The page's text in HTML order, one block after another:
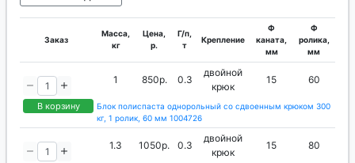
повреждений в конструкции. Из соображений
того, что погрузочно-разгрузочные процедуры
несут в себе серьезную опасность, то все
потенциально аварийные условия должны быть
устранены.
Заказ
Масса,
кг
Цена,
р.
Г/п,
т
Крепление
Ф
каната,
мм
Ф
ролика,
мм
В корзину
1 850р. 0.3
двойной
крюк
15 60
Блок полиспаста однорольный со сдвоенным крюком 300
кг, 1 ролик, 60 мм 1004726
1.3 1050р. 0.3
двойной
крюк
15 80